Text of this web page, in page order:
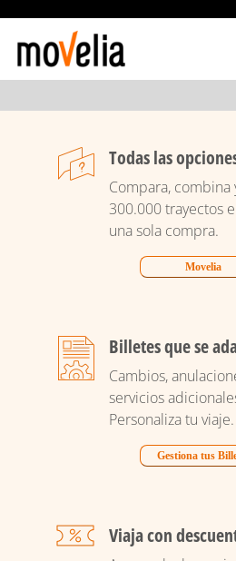
Todas las
Compara, combina
300.000 trayectos
una sola compra.
Movelia
Billetes que se
Cambios,
servicios
Personaliza tu viaje.
Gestiona tus
Viaja con